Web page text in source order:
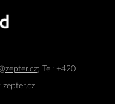
; Tel: +420